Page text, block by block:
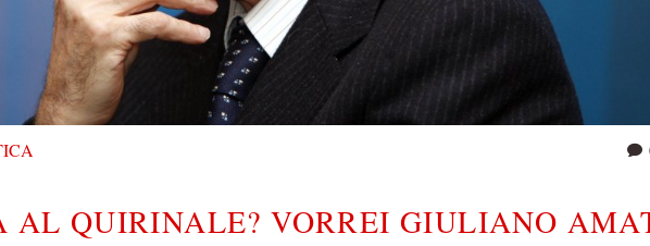
AL QUIRINALE? VORREI GIULIANO